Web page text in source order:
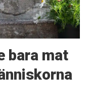
bara mat